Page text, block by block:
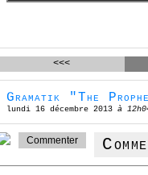
<<<
Gramatik "The
lundi 16 décembre 2013 à